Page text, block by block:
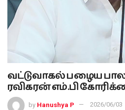
வட்டுவாகல் பழைய
ரவிகரன் எம்.பி
by Hanushya P 2026/06/03